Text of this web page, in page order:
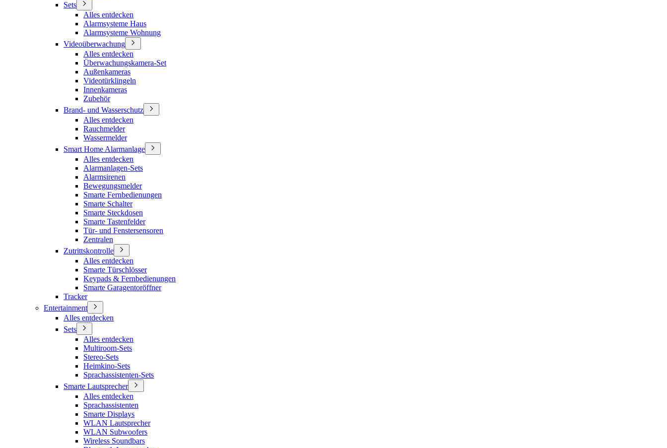
Sets
Alles entdecken
Alarmsysteme Haus
Alarmsysteme Wohnung
Videoüberwachung
Alles entdecken
Überwachungskamera-Set
Außenkameras
Videotürklingeln
Innenkameras
Zubehör
Brand- und Wasserschutz
Alles entdecken
Rauchmelder
Wassermelder
Smart Home Alarmanlage
Alles entdecken
Alarmanlagen-Sets
Alarmsirenen
Bewegungsmelder
Smarte Fernbedienungen
Smarte Schalter
Smarte Steckdosen
Smarte Tastenfelder
Tür- und Fenstersensoren
Zentralen
Zutrittskontrolle
Alles entdecken
Smarte Türschlösser
Keypads & Fernbedienungen
Smarte Garagentoröffner
Tracker
Entertainment
Alles entdecken
Sets
Alles entdecken
Multiroom-Sets
Stereo-Sets
Heimkino-Sets
Sprachassistenten-Sets
Smarte Lautsprecher
Alles entdecken
Sprachassistenten
Smarte Displays
WLAN Lautsprecher
WLAN Subwoofers
Wireless Soundbars